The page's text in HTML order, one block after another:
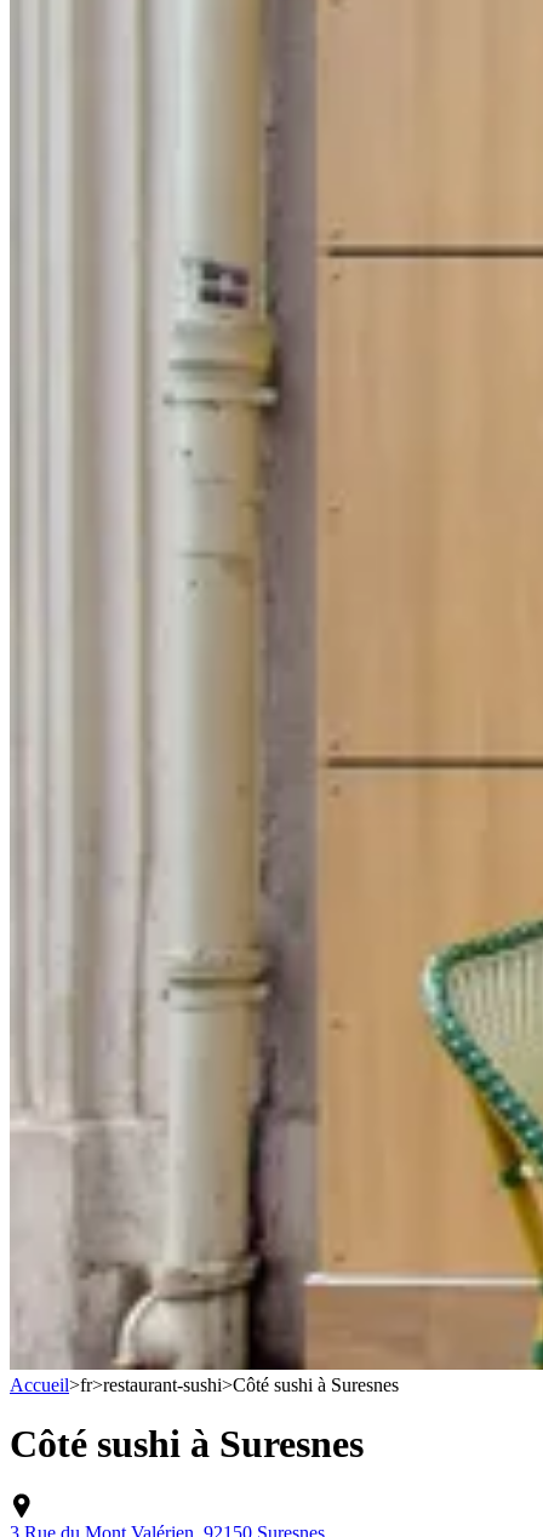
Accueil>fr>restaurant-sushi>Côté sushi à Suresnes
Côté sushi à Suresnes
3 Rue du Mont Valérien, 92150 Suresnes